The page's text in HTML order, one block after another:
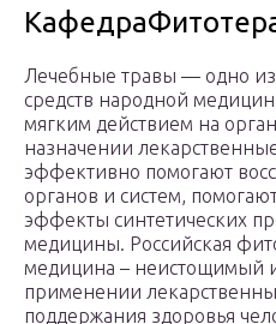
Лечебные травы — одно
средств народной
мягким действием на
назначении
эффективно помогают
органов и систем,
эффекты синтетических
медицины. Российская
медицина – неистощимый
применении
поддержания здоровья